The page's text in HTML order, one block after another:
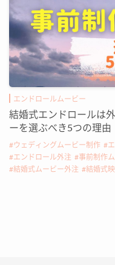
エンドロールムービー
結婚式エンドロールは
ーを選ぶべき5つの理由
ウェディングムービー制作
エンドロール外注
事前制作
結婚式ムービー外注
結婚式